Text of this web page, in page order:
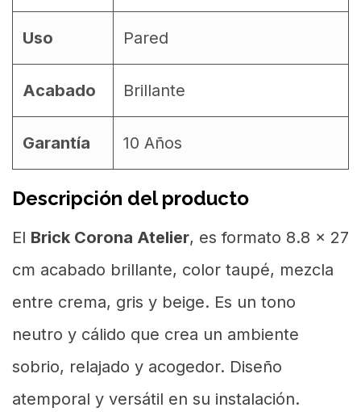
Uso Pared
Acabado Brillante
Garantía 10 Años
Descripción del producto
El Brick Corona Atelier, es formato 8.8 x 27
cm acabado brillante, color taupé, mezcla
entre crema, gris y beige. Es un tono
neutro y cálido que crea un ambiente
sobrio, relajado y acogedor. Diseño
atemporal y versátil en su instalación.